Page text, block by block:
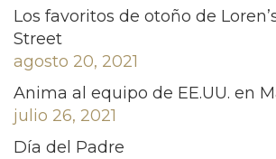
Los favoritos de otoño de
Street
agosto 20, 2021
Anima al equipo de EE.UU. en
julio 26, 2021
Día del Padre